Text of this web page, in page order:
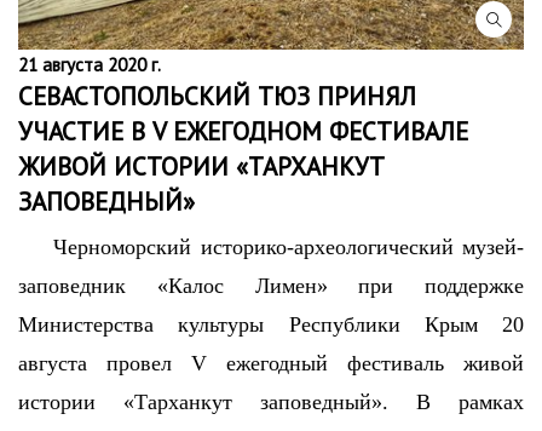
21 августа 2020 г.
СЕВАСТОПОЛЬСКИЙ ТЮЗ ПРИНЯЛ
УЧАСТИЕ В V ЕЖЕГОДНОМ ФЕСТИВАЛЕ
ЖИВОЙ ИСТОРИИ «ТАРХАНКУТ
ЗАПОВЕДНЫЙ»
Черноморский историко-археологический музей-
заповедник «Калос Лимен» при поддержке
Министерства культуры Республики Крым 20
августа провел V ежегодный фестиваль живой
истории «Тарханкут заповедный». В рамках